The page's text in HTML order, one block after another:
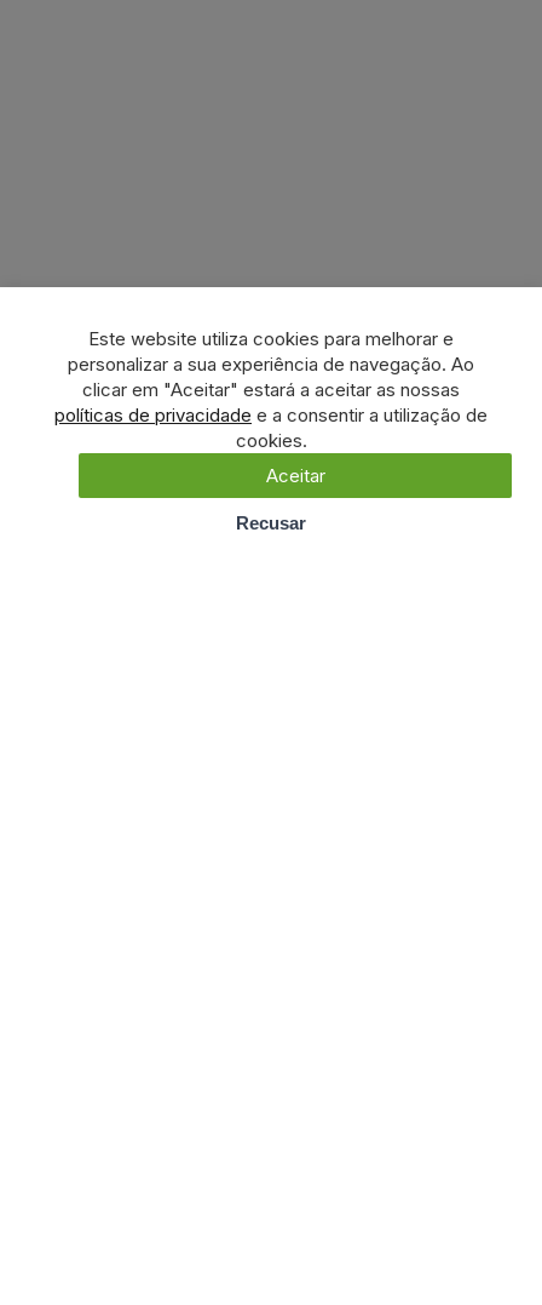
Este website utiliza cookies para melhorar e
personalizar a sua experiência de navegação. Ao
clicar em "Aceitar" estará a aceitar as nossas
políticas de privacidade e a consentir a utilização de
cookies.
Aceitar
Recusar